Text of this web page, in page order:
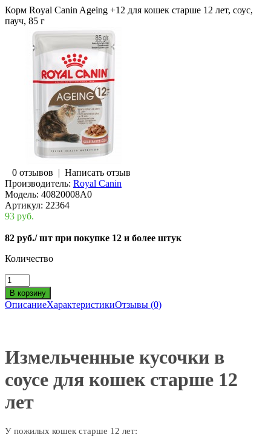
Корм Royal Canin Ageing +12 для кошек старше 12 лет, соус,
пауч, 85 г
0 отзывов | Написать отзыв
Производитель: Royal Canin
Модель: 40820008A0
Артикул: 22364
93 руб.
82 руб./ шт при покупке 12 и более штук
Количество
ОписаниеХарактеристикиОтзывы (0)
Измельченные кусочки в
соусе для кошек старше 12
лет
У пожилых кошек старше 12 лет: